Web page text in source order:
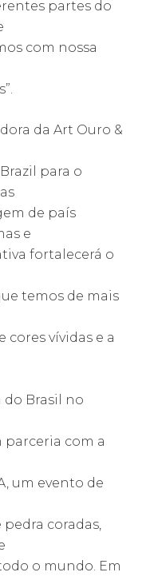
partes do
com nossa
da Art Ouro &
para o
de país
e
fortalecerá o
temos de mais
cores vívidas e a
do Brasil no
parceria com a
um evento de
coradas,
o mundo. Em